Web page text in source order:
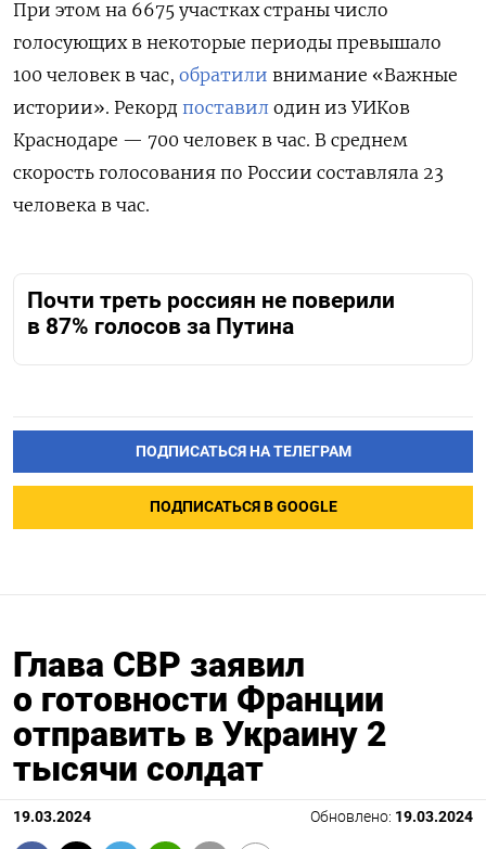
При этом на 6675 участках страны число
голосующих в некоторые периоды превышало
100 человек в час, обратили внимание «Важные
истории». Рекорд поставил один из УИКов
Краснодаре — 700 человек в час. В среднем
скорость голосования по России составляла 23
человека в час.
Почти треть россиян не поверили
в 87% голосов за Путина
ПОДПИСАТЬСЯ НА ТЕЛЕГРАМ
ПОДПИСАТЬСЯ В GOOGLE
Глава СВР заявил
о готовности Франции
отправить в Украину 2
тысячи солдат
19.03.2024 Обновлено: 19.03.2024